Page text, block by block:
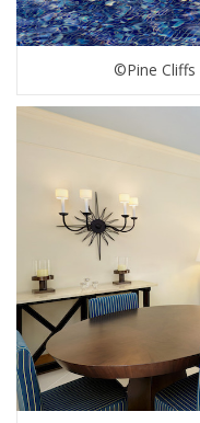
©Pine Cliffs